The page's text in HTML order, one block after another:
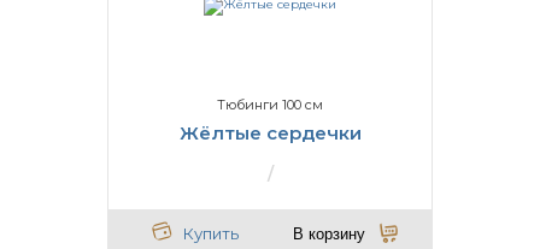
Тюбинги 100 см
Жёлтые сердечки
Купить В корзину